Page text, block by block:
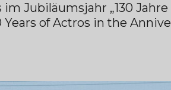
im Jubiläumsjahr „130
of Actros in the